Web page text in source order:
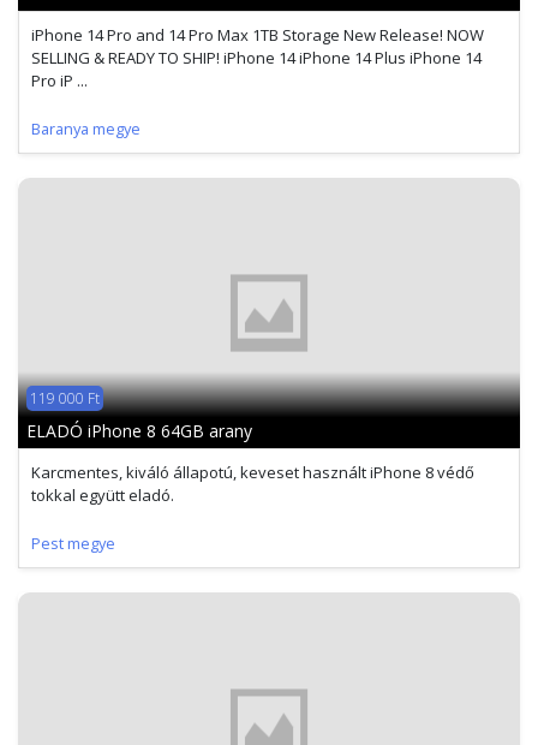
iPhone 14 Pro and 14 Pro Max 1TB Storage New Release! NOW
SELLING & READY TO SHIP! iPhone 14 iPhone 14 Plus iPhone 14
Pro iP ...
Baranya megye
119 000 Ft
ELADÓ iPhone 8 64GB arany
Karcmentes, kiváló állapotú, keveset használt iPhone 8 védő
tokkal együtt eladó.
Pest megye